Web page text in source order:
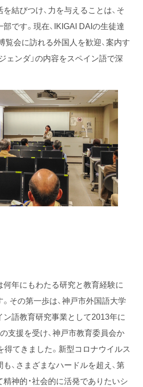
結びつけ、力を与えることは、そ
です。現在、IKIGAI DAIの生徒達
覧会に訪れる外国人を歓迎、案内す
ェンダ」の内容をスペイン語で深
何年にもわたる研究と教育経験に
その第一歩は、神戸市外国語大学
語教育研究事業として2013年に
支援を受け、神戸市教育委員会か
得てきました。新型コロナウイルス
、さまざまなハードルを超え、第
神的・社会的に活発でありたいシ